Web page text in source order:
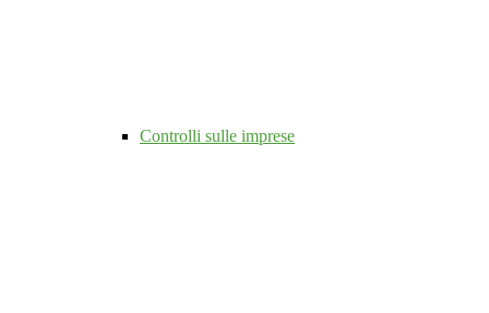
Controlli sulle imprese